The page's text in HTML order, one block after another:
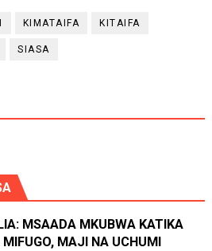
KIMATAIFA KITAIFA
SIASA
MSAADA MKUBWA KATIKA
MAJI NA UCHUMI